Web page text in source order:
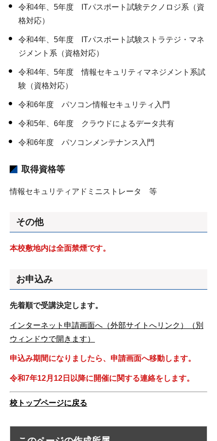
令和4年、5年度 ITパスポート試験テクノロジ系（資
格対応）
令和4年、5年度 ITパスポート試験ストラテジ・マネ
ジメント系（資格対応）
令和4年、5年度 情報セキュリティマネジメント系試
験（資格対応）
令和6年度 パソコン情報セキュリティ入門
令和5年、6年度 クラウドによるデータ共有
令和6年度 パソコンメンテナンス入門
取得資格等
情報セキュリティアドミニストレータ 等
その他
本校敷地内は全面禁煙です。
お申込み
先着順で受講決定します。
インターネット申請画面へ（外部サイトへリンク）（別
ウィンドウで開きます）
申込み期間になりましたら、申請画面へ移動します。
令和7年12月12日以降に開催に関する連絡をします。
校トップページに戻る